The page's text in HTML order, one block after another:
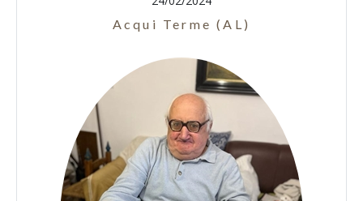
Acqui Terme (AL)